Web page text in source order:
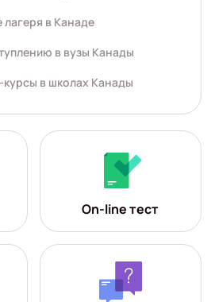
лагеря в Канаде
в вузы Канады
в школах Канады
On-line тест